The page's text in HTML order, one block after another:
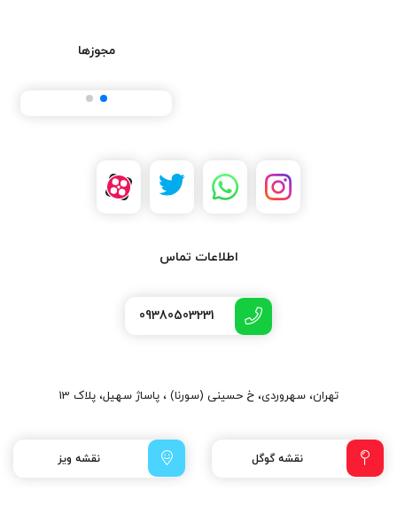
مجوزها
اطلاعات تماس
09380503231
تهران، سهروردی، خ حسینی (سورنا) ، پاساژ سهیل، پلاک 13
نقشه گوگل نقشه ویز